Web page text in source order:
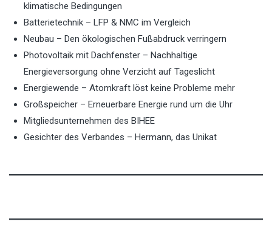
klimatische Bedingungen
Batterietechnik – LFP & NMC im Vergleich
Neubau – Den ökologischen Fußabdruck verringern
Photovoltaik mit Dachfenster – Nachhaltige
Energieversorgung ohne Verzicht auf Tageslicht
Energiewende – Atomkraft löst keine Probleme mehr
Großspeicher – Erneuerbare Energie rund um die Uhr
Mitgliedsunternehmen des BIHEE
Gesichter des Verbandes – Hermann, das Unikat